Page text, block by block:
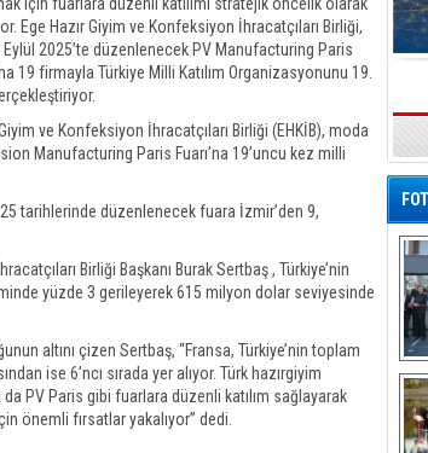
Ege Hazır Giyim ve Konfeksiyon İhracatçıları Birliği,
Eylül 2025’te düzenlenecek PV Manufacturing Paris
19 firmayla Türkiye Milli Katılım Organizasyonunu 19.
ve Konfeksiyon İhracatçıları Birliği (EHKİB), moda
Manufacturing Paris Fuarı’na 19’uncu kez milli
tarihlerinde düzenlenecek fuara İzmir’den 9,
Birliği Başkanı Burak Sertbaş , Türkiye’nin
yüzde 3 gerileyerek 615 milyon dolar seviyesinde
altını çizen Sertbaş, “Fransa, Türkiye’nin toplam
ise 6’ncı sırada yer alıyor. Türk hazırgiyim
PV Paris gibi fuarlara düzenli katılım sağlayarak
önemli fırsatlar yakalıyor” dedi.